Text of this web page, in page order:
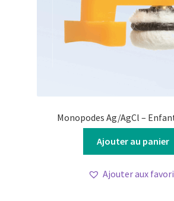
Monopodes Ag/AgCl –
Ajouter au panier
Ajouter aux